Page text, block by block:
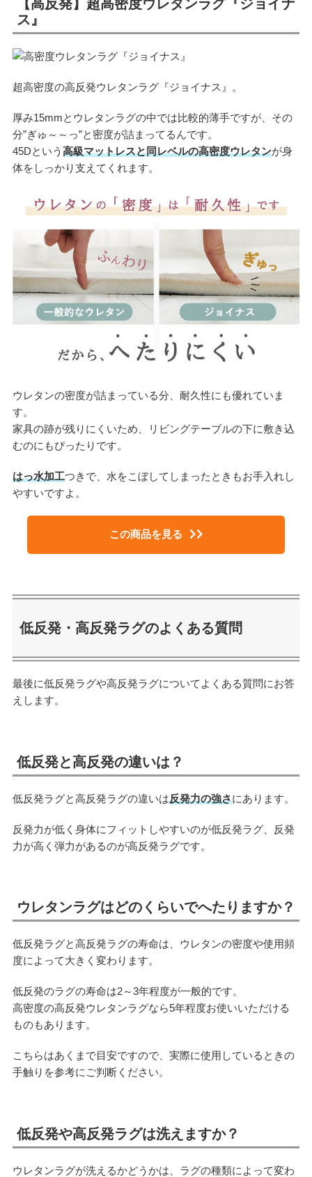
【高反発】超高密度ウレタンラグ『ジョイナ
ス』
超高密度の高反発ウレタンラグ『ジョイナス』。
厚み15mmとウレタンラグの中では比較的薄手ですが、その
分”ぎゅ～～っ”と密度が詰まってるんです。
45Dという 高級マットレスと同レベルの高密度ウレタンが身
体をしっかり支えてくれます。
ウレタンの密度が詰まっている分、耐久性にも優れていま
す。
家具の跡が残りにくいため、リビングテーブルの下に敷き込
むのにもぴったりです。
はっ水加工つきで、水をこぼしてしまったときもお手入れし
やすいですよ。
この商品を見る
低反発・高反発ラグのよくある質問
最後に低反発ラグや高反発ラグについてよくある質問にお答
えします。
低反発と高反発の違いは？
低反発ラグと高反発ラグの違いは反発力の強さにあります。
反発力が低く身体にフィットしやすいのが低反発ラグ、反発
力が高く弾力があるのが高反発ラグです。
ウレタンラグはどのくらいでへたりますか？
低反発ラグと高反発ラグの寿命は、ウレタンの密度や使用頻
度によって大きく変わります。
低反発のラグの寿命は2～3年程度が一般的です。
高密度の高反発ウレタンラグなら5年程度お使いいただける
ものもあります。
こちらはあくまで目安ですので、実際に使用しているときの
手触りを参考にご判断ください。
低反発や高反発ラグは洗えますか？
ウレタンラグが洗えるかどうかは、ラグの種類によって変わ